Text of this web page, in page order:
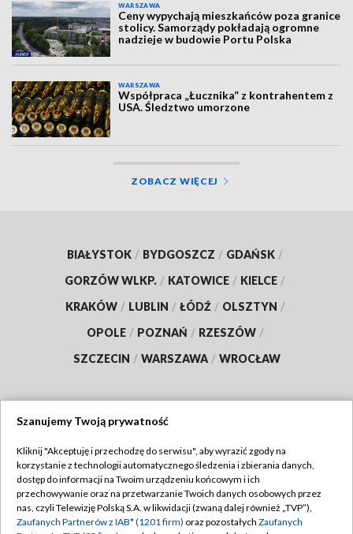
WARSZAWA
Ceny wypychają mieszkańców poza granice
stolicy. Samorządy pokładają ogromne
nadzieje w budowie Portu Polska
WARSZAWA
Współpraca „Łucznika” z kontrahentem z
USA. Śledztwo umorzone
ZOBACZ WIĘCEJ
BIAŁYSTOK / BYDGOSZCZ / GDAŃSK /
GORZÓW WLKP. / KATOWICE / KIELCE /
KRAKÓW / LUBLIN / ŁÓDŹ / OLSZTYN /
OPOLE / POZNAŃ / RZESZÓW /
SZCZECIN / WARSZAWA / WROCŁAW
TVP
Abonament TVP
Emisja w TVP
Regulamin TVP
Polityka prywatności
Szanujemy Twoją prywatność
Kliknij "Akceptuję i przechodzę do serwisu", aby wyrazić zgody na
korzystanie z technologii automatycznego śledzenia i zbierania danych,
dostęp do informacji na Twoim urządzeniu końcowym i ich
przechowywanie oraz na przetwarzanie Twoich danych osobowych przez
nas, czyli Telewizję Polską S.A. w likwidacji (zwaną dalej również „TVP”),
Zaufanych Partnerów z IAB* (1201 firm) oraz pozostałych Zaufanych